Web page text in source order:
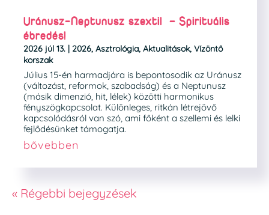
Uránusz-Neptunusz szextil – Spirituális
ébredés!
2026 júl 13. | 2026, Asztrológia, Aktualitások, Vízöntő
korszak
Július 15-én harmadjára is bepontosodik az Uránusz
(változást, reformok, szabadság) és a Neptunusz
(másik dimenzió, hit, lélek) közötti harmonikus
fényszögkapcsolat. Különleges, ritkán létrejövő
kapcsolódásról van szó, ami főként a szellemi és lelki
fejlődésünket támogatja.
bővebben
« Régebbi bejegyzések